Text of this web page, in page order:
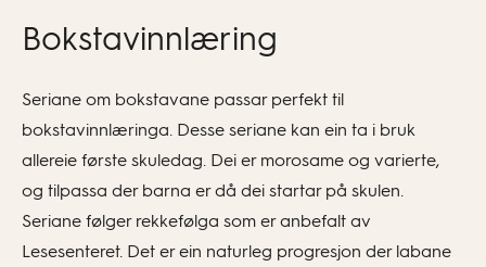
Bokstavinnlæring
Seriane om bokstavane passar perfekt til
bokstavinnlæringa. Desse seriane kan ein ta i bruk
allereie første skuledag. Dei er morosame og varierte,
og tilpassa der barna er då dei startar på skulen.
Seriane følger rekkefølga som er anbefalt av
Lesesenteret. Det er ein naturleg progresjon der labane